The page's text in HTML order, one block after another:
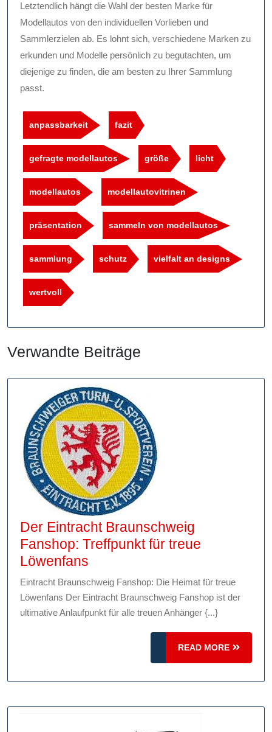
Letztendlich hängt die Wahl der besten Marke für
Modellautos von den individuellen Vorlieben und
Sammlerzielen ab. Es lohnt sich, verschiedene Marken zu
erkunden und Modelle persönlich zu begutachten, um
diejenige zu finden, die am besten zu Ihrer Sammlung
passt.
anpassbarkeit fazit
gefragte modellautos größe licht
modellautos modellautovitrinen
präsentation sammeln von modellautos
sammlung schutz vielfalt an designs
wertvoll
Verwandte Beiträge
Der Eintracht Braunschweig
Fanshop: Treffpunkt für treue
Löwenfans
Eintracht
Braunschweig
Fanshop:
Löwenfans
Eintracht Braunschweig Fanshop: Die Heimat für treue
Löwenfans Der Eintracht Braunschweig Fanshop ist der
ultimative Anlaufpunkt für alle treuen Anhänger {...}
READ MORE
READ
MORE